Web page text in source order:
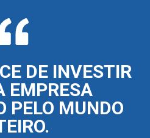
DE INVESTIR
EMPRESA
PELO MUNDO